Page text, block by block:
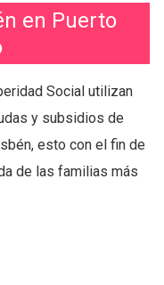
en Puerto
Social utilizan
y subsidios de
esto con el fin de
de las familias más